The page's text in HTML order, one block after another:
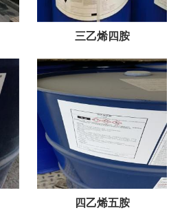
三乙烯四胺
四乙烯五胺